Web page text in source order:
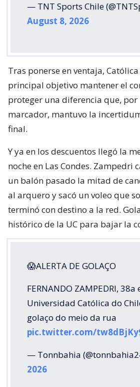
— TNT Sports Chile
August 8, 2026
Tras ponerse en ventaja,
principal objetivo mantener el
proteger una diferencia que, por
marcador, mantuvo la
final.
Y ya en los descuentos llegó la
noche en Las Condes. Zampedri
un balón pasado la mitad de
al arquero y sacó un voleo que
terminó con destino a la red.
histórico de la UC para bajar la
😱ALERTA DE GOLAÇO
FERNANDO ZAMPEDRI,
Universidad Católica do
golaço do meio da rua
pic.twitter.com/
— Tonnbahia
2026